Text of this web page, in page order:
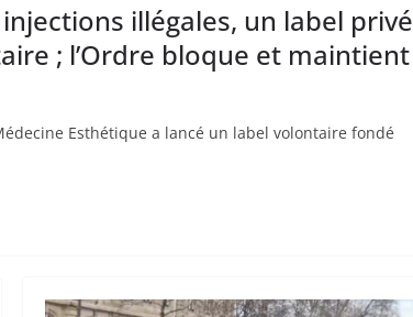
illégales, un label privé
; l’Ordre bloque et maintient
Esthétique a lancé un label volontaire fondé